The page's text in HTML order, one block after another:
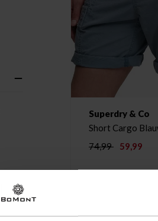
Superdry & Co
Short Cargo
74,99
59,99